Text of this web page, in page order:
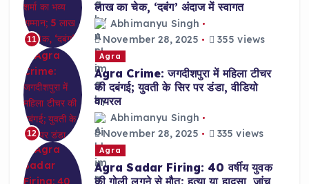
11
लाख का चेक, ‘दबंग’ अंदाज में स्वागत
Abhimanyu Singh
November 28, 2025
355 views
12
Agra
Agra Crime: जगदीशपुरा में महिला टीचर
की दबंगई; युवती के सिर पर डंडा, वीडियो
वायरल
Abhimanyu Singh
November 28, 2025
335 views
Agra
Agra Sadar Firing: 40 वर्षीय युवक
की गोली लगने से मौत; हत्या या हादसा, जांच